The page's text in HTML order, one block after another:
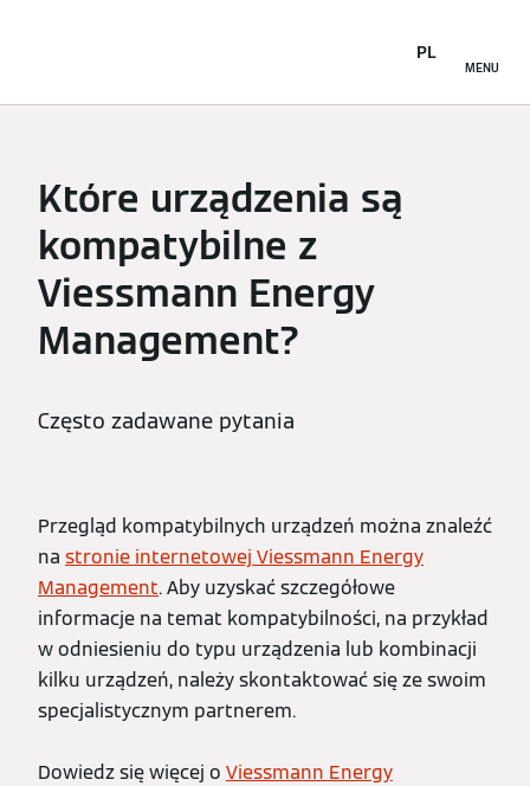
MENU
PL
Które urządzenia są
kompatybilne z
Viessmann Energy
Management?
Często zadawane pytania
Przegląd kompatybilnych urządzeń można znaleźć
na stronie internetowej Viessmann Energy
Management. Aby uzyskać szczegółowe
informacje na temat kompatybilności, na przykład
w odniesieniu do typu urządzenia lub kombinacji
kilku urządzeń, należy skontaktować się ze swoim
specjalistycznym partnerem.
Dowiedz się więcej o Viessmann Energy